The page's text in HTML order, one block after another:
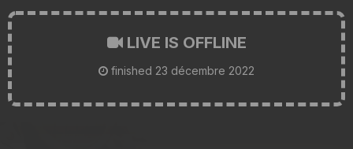
LIVE IS OFFLINE
finished 23 décembre 2022